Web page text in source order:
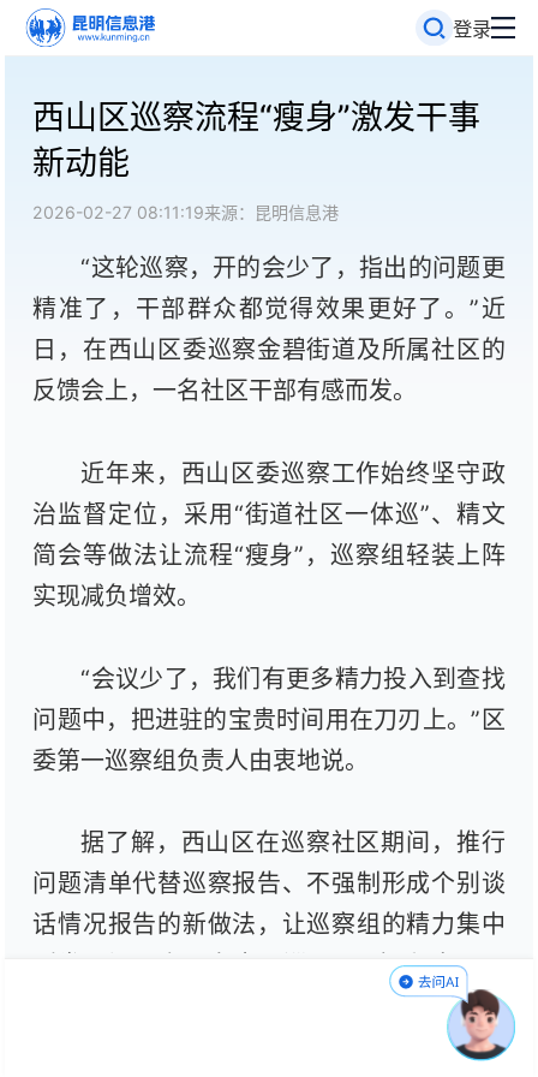
登录
西山区巡察流程“瘦身”激发干事
新动能
2026-02-27 08:11:19来源：昆明信息港
“这轮巡察，开的会少了，指出的问题更
精准了，干部群众都觉得效果更好了。”近
日，在西山区委巡察金碧街道及所属社区的
反馈会上，一名社区干部有感而发。
近年来，西山区委巡察工作始终坚守政
治监督定位，采用“街道社区一体巡”、精文
简会等做法让流程“瘦身”，巡察组轻装上阵
实现减负增效。
“会议少了，我们有更多精力投入到查找
问题中，把进驻的宝贵时间用在刀刃上。”区
委第一巡察组负责人由衷地说。
据了解，西山区在巡察社区期间，推行
问题清单代替巡察报告、不强制形成个别谈
话情况报告的新做法，让巡察组的精力集中
到发现问题上。在专项巡、“回头看”方面，
鼓励巡察组结合不同被巡察党组织特点，紧
扣主责主业、权力运行关键环节和群众急难